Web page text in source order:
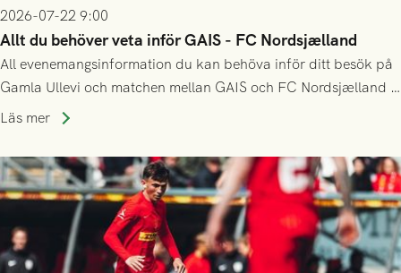
2026-07-22 9:00
Allt du behöver veta inför GAIS - FC Nordsjælland
All evenemangsinformation du kan behöva inför ditt besök på
Gamla Ullevi och matchen mellan GAIS och FC Nordsjælland i
kvalet till Conference League! Avspark kl 19.00 på torsdag
Läs mer